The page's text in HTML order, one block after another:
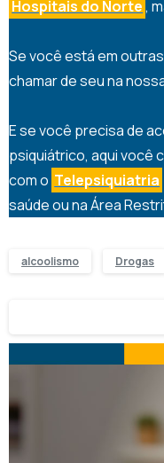
Hospitais do Norte,
Se você está em
chamar de seu na
E se você precisa de
psiquiátrico, aqui você
com o Telepsiquiatria
saúde ou na Área
alcoolismo Drogas